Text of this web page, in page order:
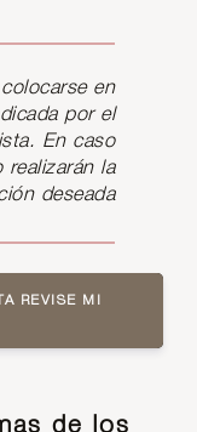
en
por el
En caso
realizarán la
deseada
REVISE MI
de los